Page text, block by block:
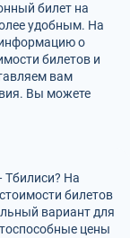
билет на
удобным. На
о
билетов и
вам
Вы можете
Тбилиси? На
билетов
вариант для
цены